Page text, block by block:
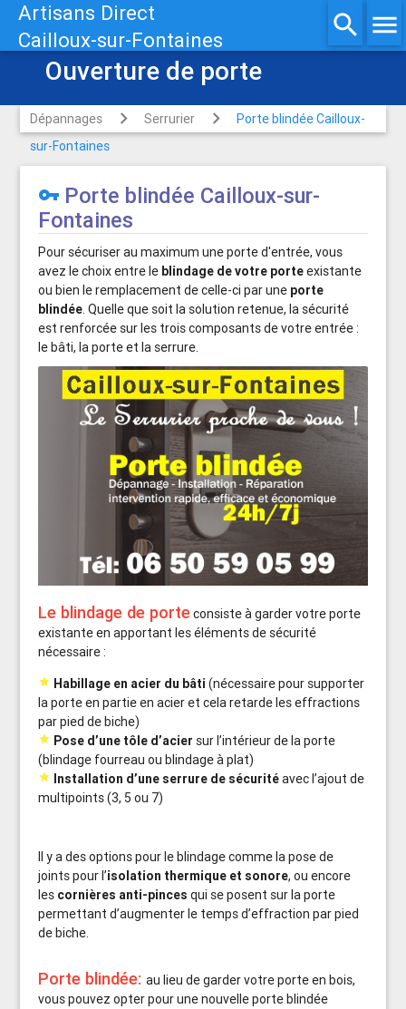
Artisans Direct
Cailloux-sur-Fontaines
search menu
Ouverture de porte
Dépannages Serrurier
Porte blindée Cailloux-
sur-Fontaines
vpn_key Porte blindée Cailloux-sur-
Fontaines
Pour sécuriser au maximum une porte d'entrée, vous
avez le choix entre le blindage de votre porteexistante
ou bien le remplacement de celle-ci par une porte
blindée. Quelle que soit la solution retenue, la sécurité
est renforcée sur les trois composants de votre entrée :
le bâti, la porte et la serrure.
Le blindage de porteconsiste à garder votre porte
existante en apportant les éléments de sécurité
nécessaire :
 Habillage en acier du bâti (nécessaire pour supporter
la porte en partie en acier et cela retarde les effractions
par pied de biche)
 Pose d’une tôle d’acier sur l’intérieur de la porte
(blindage fourreau ou blindage à plat)
 Installation d’une serrure de sécuritéavec l’ajout de
multipoints (3, 5 ou 7)
Il y a des options pour le blindage comme la pose de
joints pour l’isolation thermique et sonore, ou encore
les cornières anti-pinces qui se posent sur la porte
permettant d’augmenter le temps d’effraction par pied
de biche.
Porte blindée:au lieu de garder votre porte en bois,
vous pouvez opter pour une nouvelle porte blindée